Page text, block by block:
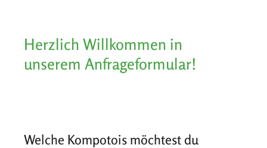
Herzlich Willkommen in
unserem Anfrageformular!
Welche Kompotois möchtest du